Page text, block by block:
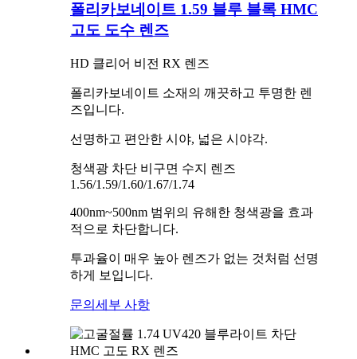
폴리카보네이트 1.59 블루 블록 HMC
고도 도수 렌즈
HD 클리어 비전 RX 렌즈
폴리카보네이트 소재의 깨끗하고 투명한 렌
즈입니다.
선명하고 편안한 시야, 넓은 시야각.
청색광 차단 비구면 수지 렌즈
1.56/1.59/1.60/1.67/1.74
400nm~500nm 범위의 유해한 청색광을 효과
적으로 차단합니다.
투과율이 매우 높아 렌즈가 없는 것처럼 선명
하게 보입니다.
문의 세부 사항